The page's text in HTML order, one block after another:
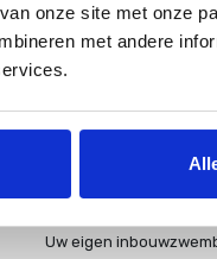
onze site met onze
met andere
van PoolPlaza.
Uw eigen